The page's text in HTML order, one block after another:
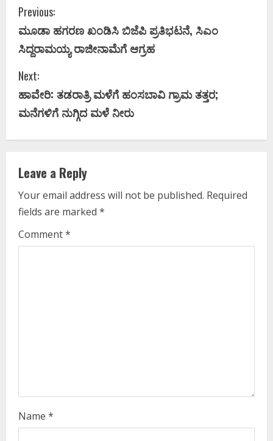
C
o
n
t
i
n
u
e
R
e
Previous:
ಮೂಡಾ ಹಗರಣ ಖಂಡಿಸಿ ಬಿಜೆಪಿ ಪ್ರತಿಭಟನೆ, ಸಿಎಂ
ಸಿದ್ದರಾಮಯ್ಯ ರಾಜೀನಾಮೆಗೆ ಆಗ್ರಹ
Next:
ಹಾವೇರಿ: ತಡರಾತ್ರಿ ಮಳೆಗೆ ಹಂಸಬಾವಿ ಗ್ರಾಮ ತತ್ತರ;
ಮನೆಗಳಿಗೆ ನುಗ್ಗಿದ ಮಳೆ ನೀರು
Leave a Reply
Your email address will not be published. Required
fields are marked *
Comment*
Name *